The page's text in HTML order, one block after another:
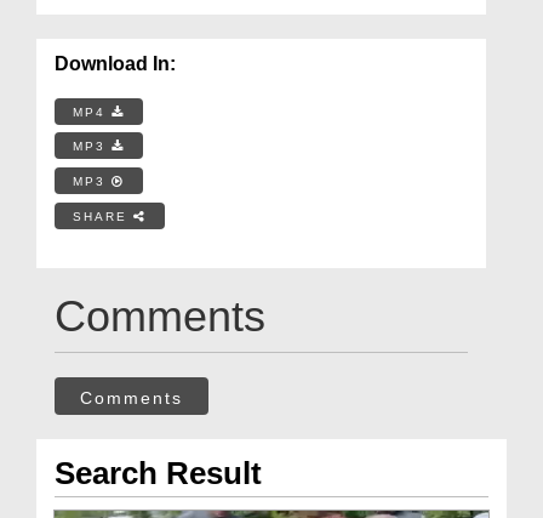
Download In:
MP4
MP3
MP3
SHARE
Comments
Comments
Search Result